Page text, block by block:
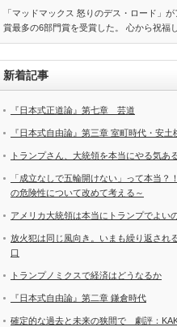
「マッドマックス 怒りのデス・ロード」
賞最多の6部門賞を受賞した。 心から祝福
新着記事
『日本式正道論』第七章 芸道
『日本式自由論』第三章 室町時代・安土
トランプさん、大統領を本当にやる気あ
「成立なしで五輪開けない」って本当？
の危険性について改めて考える～
アメリカ大統領は本当にトランプでよい
放火犯は同じ風向き。いまも繰り返され
口
トランプノミクスで経済はどうなるか
『日本式自由論』第二章 鎌倉時代
確定的な過去と未来の狭間で 劇評：